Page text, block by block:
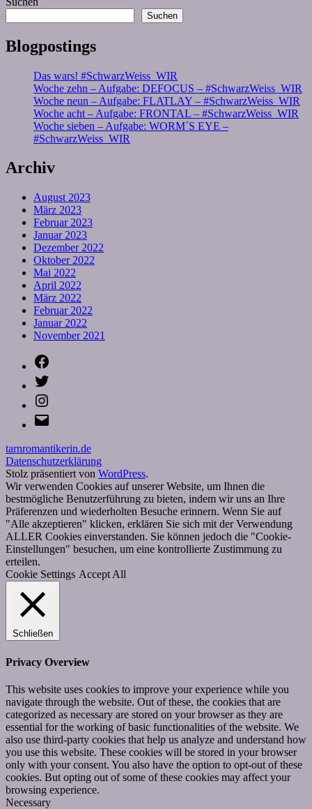
Suchen
Blogpostings
Das wars! #SchwarzWeiss_WIR
Woche zehn – Aufgabe: DEFOCUS – #SchwarzWeiss_WIR
Woche neun – Aufgabe: FLATLAY – #SchwarzWeiss_WIR
Woche acht – Aufgabe: FRONTAL – #SchwarzWeiss_WIR
Woche sieben – Aufgabe: WORM´S EYE –
#SchwarzWeiss_WIR
Archiv
August 2023
März 2023
Februar 2023
Januar 2023
Dezember 2022
Oktober 2022
Mai 2022
April 2022
März 2022
Februar 2022
Januar 2022
November 2021
tarnromantikerin.de
Datenschutzerklärung
Stolz präsentiert von WordPress.
Wir verwenden Cookies auf unserer Website, um Ihnen die
bestmögliche Benutzerführung zu bieten, indem wir uns an Ihre
Präferenzen und wiederholten Besuche erinnern. Wenn Sie auf
"Alle akzeptieren" klicken, erklären Sie sich mit der Verwendung
ALLER Cookies einverstanden. Sie können jedoch die "Cookie-
Einstellungen" besuchen, um eine kontrollierte Zustimmung zu
erteilen.
Cookie Settings Accept All
Schließen
Privacy Overview
This website uses cookies to improve your experience while you
navigate through the website. Out of these, the cookies that are
categorized as necessary are stored on your browser as they are
essential for the working of basic functionalities of the website. We
also use third-party cookies that help us analyze and understand how
you use this website. These cookies will be stored in your browser
only with your consent. You also have the option to opt-out of these
cookies. But opting out of some of these cookies may affect your
browsing experience.
Necessary